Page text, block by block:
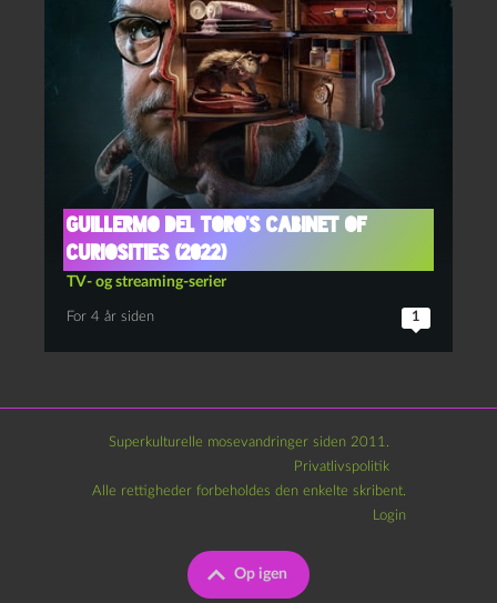
Guillermo del Toro’s cabinet of
curiosities (2022)
TV- og streaming-serier
For 4 år siden 1
Superkulturelle mosevandringer siden 2011.
Privatlivspolitik
Op igen
Alle rettigheder forbeholdes den enkelte skribent.
Login